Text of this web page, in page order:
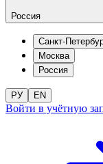
Россия
Санкт-
Москва
Россия
РУ EN
Войти в учётную